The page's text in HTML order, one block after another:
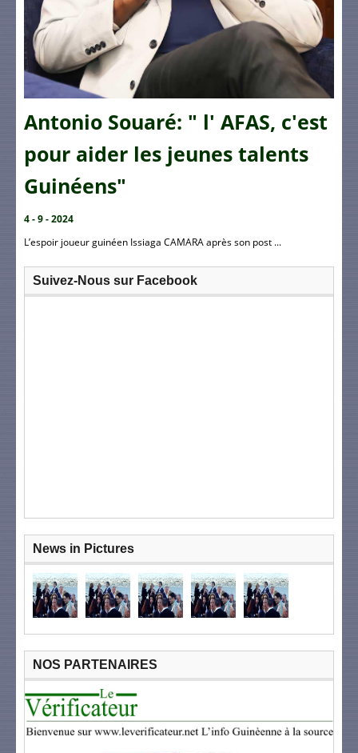
Antonio Souaré: " l' AFAS, c'est
pour aider les jeunes talents
Guinéens"
4 - 9 - 2024
L’espoir joueur guinéen Issiaga CAMARA après son post ...
Suivez-Nous sur Facebook
News in Pictures
NOS PARTENAIRES